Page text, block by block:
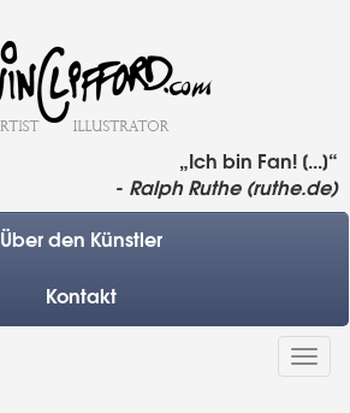
„Ich bin Fan! [...]“
- Ralph Ruthe (ruthe.de)
Über den Künstler
Kontakt